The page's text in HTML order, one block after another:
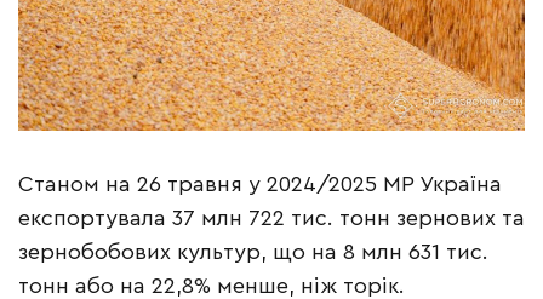
Станом на 26 травня у 2024/2025 МР Україна
експортувала 37 млн 722 тис. тонн зернових та
зернобобових культур, що на 8 млн 631 тис.
тонн або на 22,8% менше, ніж торік.